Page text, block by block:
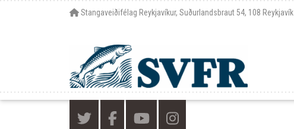
Stangaveiðifélag Reykjavíkur, Suðurlandsbraut 54, 108 Reykjavík